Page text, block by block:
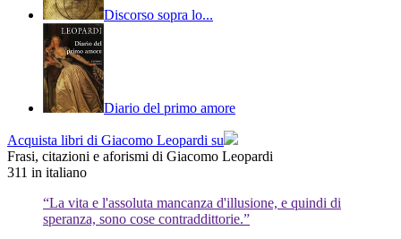
Discorso sopra lo...
Diario del primo amore
Acquista libri di Giacomo Leopardi su
Frasi, citazioni e aforismi di Giacomo Leopardi
311 in italiano
“La vita e l'assoluta mancanza d'illusione, e quindi di
speranza, sono cose contraddittorie.”